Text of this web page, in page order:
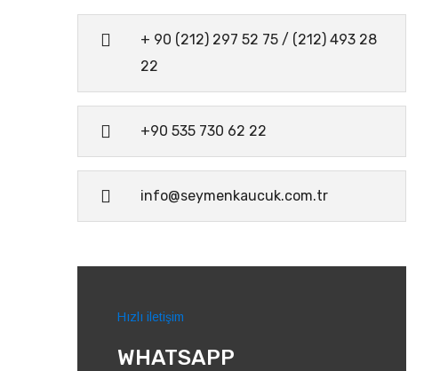
+ 90 (212) 297 52 75 / (212) 493 28
22
+90 535 730 62 22
info@seymenkaucuk.com.tr
Hızlı iletişim
WHATSAPP